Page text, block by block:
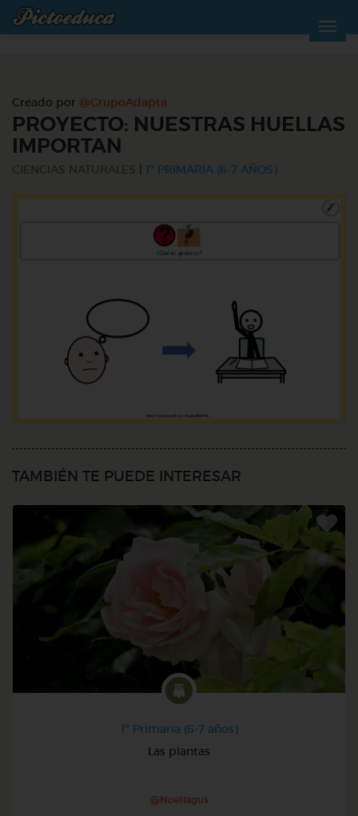
Creado por @GrupoAdapta
PROYECTO: NUESTRAS HUELLAS
IMPORTAN
CIENCIAS NATURALES 1º PRIMARIA (6-7 AÑOS)
TAMBIÉN TE PUEDE INTERESAR
1º Primaria (6-7 años)
Las plantas
@Noeliagus